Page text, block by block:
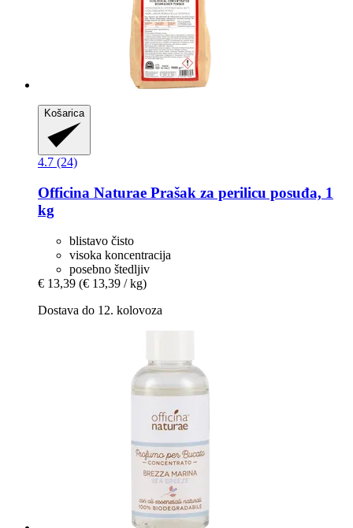
Košarica
4.7 (24)
Officina Naturae Prašak za perilicu posuđa, 1
kg
blistavo čisto
visoka koncentracija
posebno štedljiv
€ 13,39 (€ 13,39 / kg)
Dostava do 12. kolovoza